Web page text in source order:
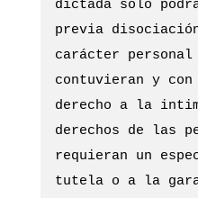
dictada sólo
previa
carácter personal
contuvieran y
derecho a la
derechos de las
requieran un
tutela o a la